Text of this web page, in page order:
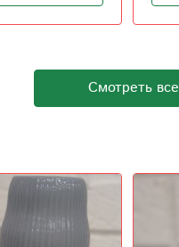
Смотреть все